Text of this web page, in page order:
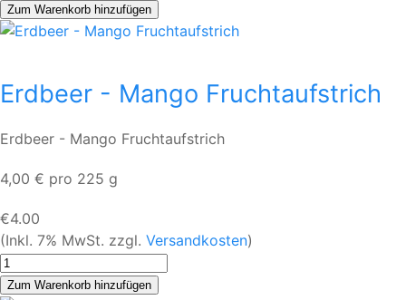
Erdbeer - Mango Fruchtaufstrich
Erdbeer - Mango Fruchtaufstrich
4,00 € pro 225 g
€4.00
(Inkl. 7% MwSt. zzgl. Versandkosten)